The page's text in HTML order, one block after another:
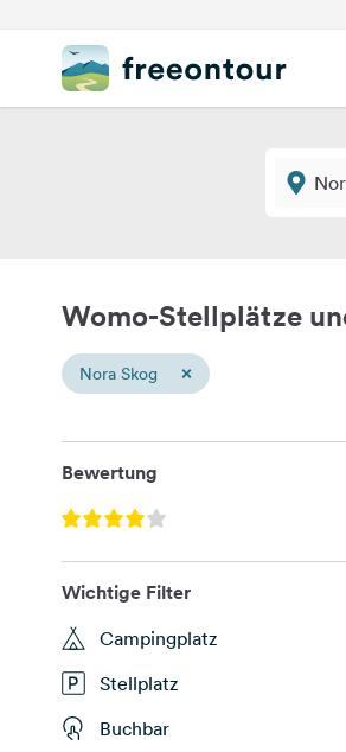
Womo-Stellplätze
Nora Skog ×
Bewertung
Wichtige Filter
Campingplatz
Stellplatz
Buchbar